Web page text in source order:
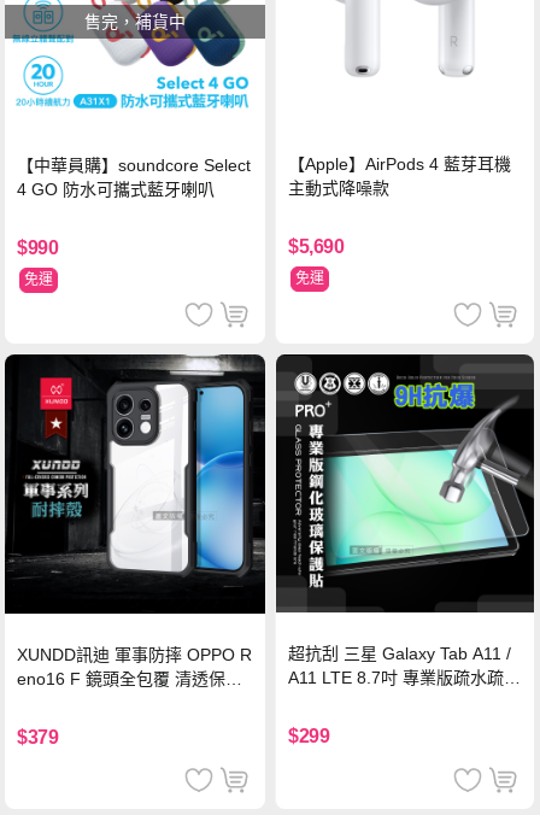
售完，補貨中
【中華員購】soundcore Select
4 GO 防水可攜式藍牙喇叭
$990
免運
【Apple】AirPods 4 藍芽耳機
主動式降噪款
$5,690
免運
XUNDD訊迪 軍事防摔 OPPO R
eno16 F 鏡頭全包覆 清透保護
$379
超抗刮 三星 Galaxy Tab A11 /
A11 LTE 8.7吋 專業版疏水疏油
$299